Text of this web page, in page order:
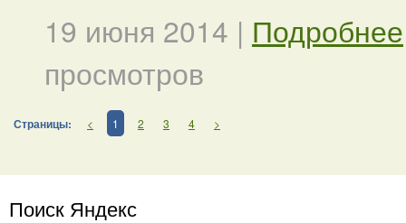
19 июня 2014 | Подробнее
просмотров
Страницы: < 1 2 3 4 >
Поиск Яндекс